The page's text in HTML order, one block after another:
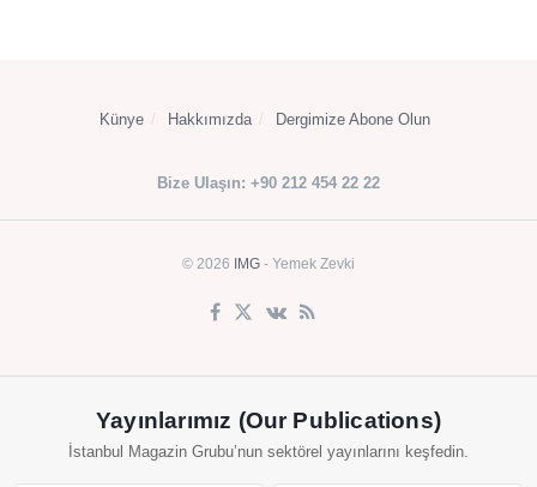
Künye Hakkımızda Dergimize Abone Olun
Bize Ulaşın: +90 212 454 22 22
© 2026 IMG - Yemek Zevki
Yayınlarımız (Our Publications)
İstanbul Magazin Grubu’nun sektörel yayınlarını keşfedin.